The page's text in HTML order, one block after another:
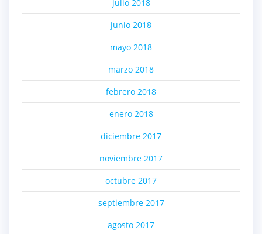
julio 2018
junio 2018
mayo 2018
marzo 2018
febrero 2018
enero 2018
diciembre 2017
noviembre 2017
octubre 2017
septiembre 2017
agosto 2017